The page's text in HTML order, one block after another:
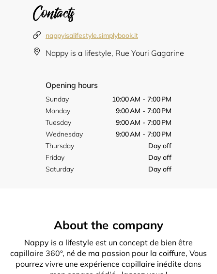
Contacts
nappyisalifestyle.simplybook.it
Nappy is a lifestyle, Rue Youri Gagarine
Opening hours
Sunday
10:00 AM - 7:00 PM
Monday
9:00 AM - 7:00 PM
Tuesday
9:00 AM - 7:00 PM
Wednesday
9:00 AM - 7:00 PM
Thursday
Day off
Friday
Day off
Saturday
Day off
About the company
Nappy is a lifestyle est un concept de bien être
capillaire 360°, né de ma passion pour la coiffure, Vous
pourrez vivre une expérience capillaire inédite dans